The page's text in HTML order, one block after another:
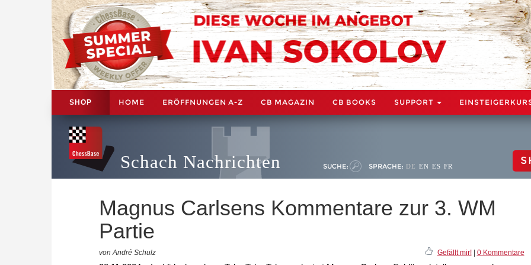
SHOP HOME ERÖFFNUNGEN A-Z CB MAGAZIN CB BOOKS SUPPORT
Schach Nachrichten SUCHE: SPRACHE: DE EN ES FR
Magnus Carlsens Kommentare zur 3. WM
Partie
von André Schulz Gefällt mir!| 0 Kommentare